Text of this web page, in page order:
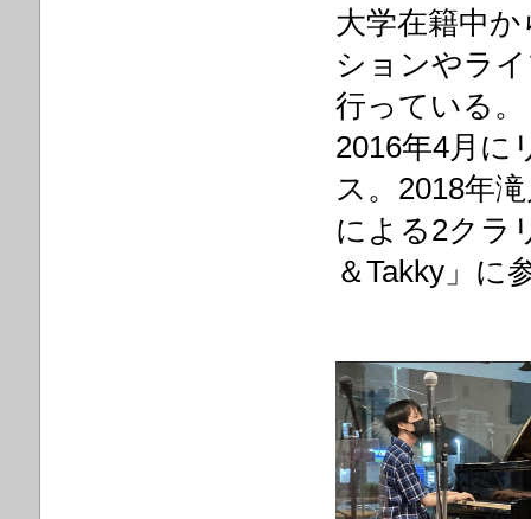
大学在籍中
ションやラ
行っている。
2016年4月に
ス。2018年
による2クラ
＆Takky」に